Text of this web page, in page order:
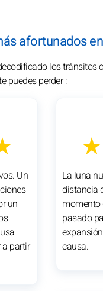
afortunados
los tránsitos
puedes perder :
Un
un
partir
La luna
distancia
momento
pasado
causa.